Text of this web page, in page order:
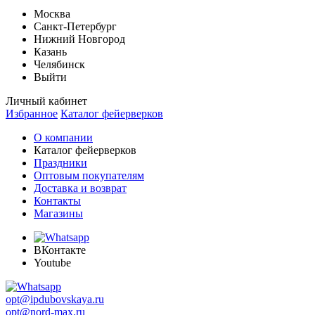
Москва
Санкт-Петербург
Нижний Новгород
Казань
Челябинск
Выйти
Личный кабинет
Избранное Каталог фейерверков
О компании
Каталог фейерверков
Праздники
Оптовым покупателям
Доставка и возврат
Контакты
Магазины
ВКонтакте
Youtube
opt@ipdubovskaya.ru
opt@nord-max.ru